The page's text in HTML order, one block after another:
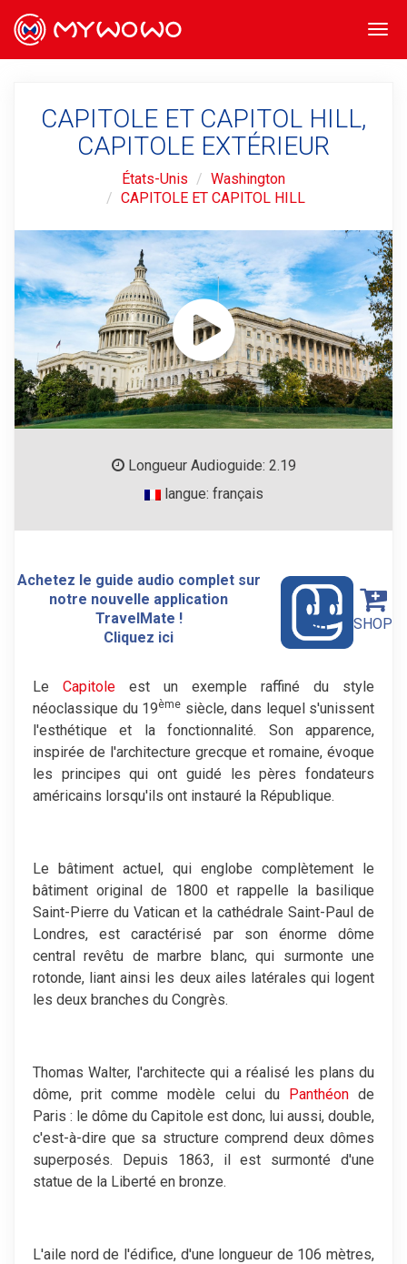
CAPITOLE ET CAPITOL HILL,
CAPITOLE EXTÉRIEUR
États-Unis
Washington
CAPITOLE ET CAPITOL HILL
Longueur Audioguide: 2.19
langue: français
Achetez le guide audio complet sur
notre nouvelle application
TravelMate !
Cliquez ici
SHOP
Le Capitole est un exemple raffiné du style
néoclassique du 19ème siècle, dans lequel s'unissent
l'esthétique et la fonctionnalité. Son apparence,
inspirée de l'architecture grecque et romaine, évoque
les principes qui ont guidé les pères fondateurs
américains lorsqu'ils ont instauré la République.
Le bâtiment actuel, qui englobe complètement le
bâtiment original de 1800 et rappelle la basilique
Saint-Pierre du Vatican et la cathédrale Saint-Paul de
Londres, est caractérisé par son énorme dôme
central revêtu de marbre blanc, qui surmonte une
rotonde, liant ainsi les deux ailes latérales qui logent
les deux branches du Congrès.
Thomas Walter, l'architecte qui a réalisé les plans du
dôme, prit comme modèle celui du Panthéonde
Paris : le dôme du Capitole est donc, lui aussi, double,
c'est-à-dire que sa structure comprend deux dômes
superposés. Depuis 1863, il est surmonté d'une
statue de la Liberté en bronze.
L'aile nord de l'édifice, d'une longueur de 106 mètres,